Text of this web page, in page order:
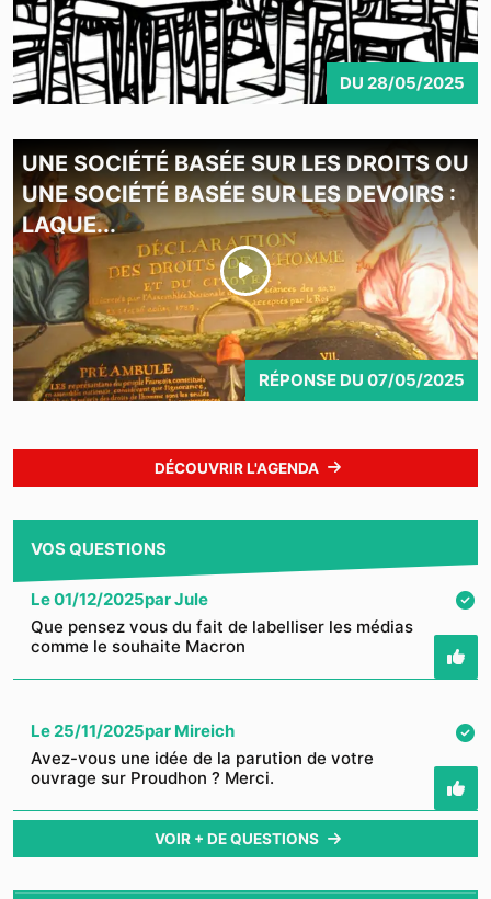
DU 28/05/2025
UNE SOCIÉTÉ BASÉE SUR LES DROITS OU
UNE SOCIÉTÉ BASÉE SUR LES DEVOIRS :
LAQUE...
RÉPONSE DU 07/05/2025
DÉCOUVRIR L'AGENDA
VOS QUESTIONS
Le01/12/2025parJule
Que pensez vous du fait de labelliser les médias
comme le souhaite Macron
Le25/11/2025par Mireich
Avez-vous une idée de la parution de votre
ouvrage sur Proudhon ? Merci.
VOIR + DE QUESTIONS